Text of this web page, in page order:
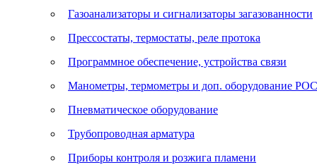
Газоанализаторы и сигнализаторы загазованности
Прессостаты, термостаты, реле протока
Программное обеспечение, устройства связи
Манометры, термометры и доп. оборудование
Пневматическое оборудование
Трубопроводная арматура
Приборы контроля и розжига пламени